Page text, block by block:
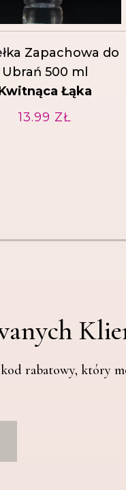
Zapachowa do
Ubrań 500 ml
Łąka
13.99 ZŁ
rabatowy, który